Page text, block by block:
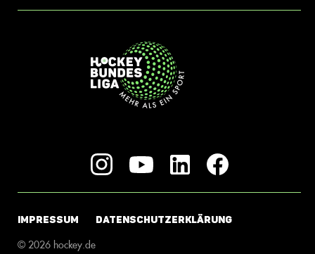
IMPRESSUM DATENSCHUTZERKLÄRUNG
© 2026 hockey.de